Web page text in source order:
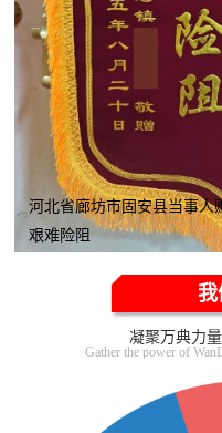
河北省廊坊市固安县当事人
艰难险阻
我
凝聚万典力
Gather the power of